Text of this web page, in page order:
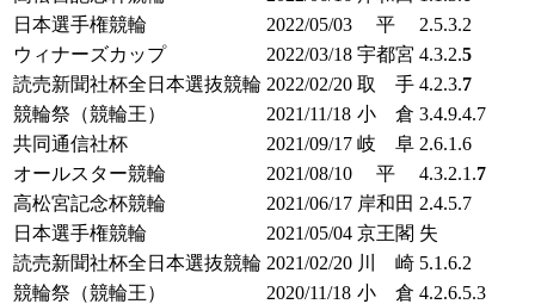
日本選手権競輪
2022/05/03 平
2.5.3.2
ウィナーズカップ
2022/03/18 宇都宮 4.3.2.5
読売新聞社杯全日本選抜競輪 2022/02/20 取 手 4.2.3.7
競輪祭（競輪王）
2021/11/18 小 倉 3.4.9.4.7
共同通信社杯
2021/09/17 岐 阜 2.6.1.6
オールスター競輪
2021/08/10 平 4.3.2.1.7
高松宮記念杯競輪
2021/06/17 岸和田 2.4.5.7
日本選手権競輪
2021/05/04 京王閣 失
読売新聞社杯全日本選抜競輪 2021/02/20 川 崎 5.1.6.2
競輪祭（競輪王）
2020/11/18 小 倉 4.2.6.5.3